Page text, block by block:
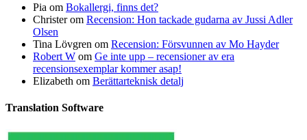
Pia om Bokallergi, finns det?
Christerom Recension: Hon tackade gudarna av Jussi Adler
Olsen
Tina Lövgren om Recension: Försvunnen av Mo Hayder
Robert W om Ge inte upp – recensioner av era
recensionsexemplar kommer asap!
Elizabeth om Berättarteknisk detalj
Translation Software